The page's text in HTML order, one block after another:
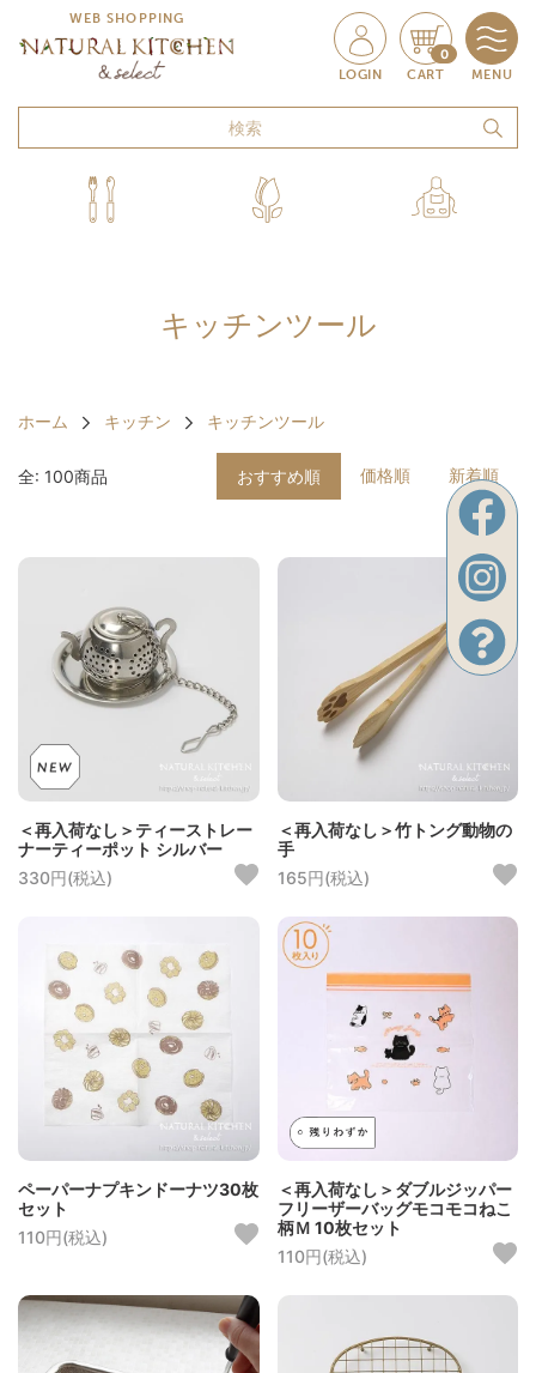
WEB SHOPPING
LOGIN
0
CART MENU
キッチンツール
ホーム キッチン キッチンツール
全: 100商品 おすすめ順 価格順 新着順
＜再入荷なし＞ティーストレー
ナーティーポット シルバー
330円(税込)
＜再入荷なし＞竹トング動物の
手
165円(税込)
ペーパーナプキンドーナツ30枚
セット
110円(税込)
＜再入荷なし＞ダブルジッパー
フリーザーバッグモコモコねこ
柄Ｍ 10枚セット
110円(税込)